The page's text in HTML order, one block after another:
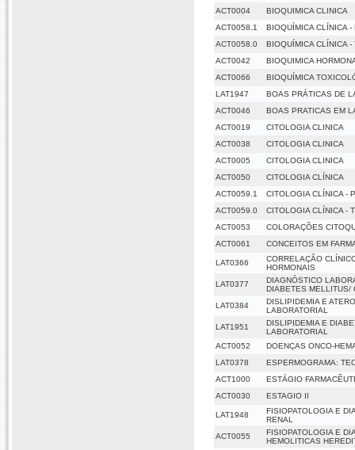
ACT0004
BIOQUIMICA CLINICA
ACT0058.1
BIOQUÍMICA CLÍNICA -
ACT0058.0
BIOQUÍMICA CLÍNICA -
ACT0042
BIOQUIMICA
ACT0066
BIOQUÍMICA
LAT1947
BOAS PRÁTICAS DE
ACT0046
BOAS PRATICAS EM
ACT0019
CITOLOGIA CLINICA
ACT0038
CITOLOGIA CLINICA
ACT0005
CITOLOGIA CLINICA
ACT0050
CITOLOGIA CLÍNICA
ACT0059.1
CITOLOGIA CLÍNICA -
ACT0059.0
CITOLOGIA CLÍNICA -
ACT0053
COLORAÇÕES
ACT0061
CONCEITOS EM
LAT0366
CORRELAÇÃO
HORMONAIS
LAT0377
DIAGNÓSTICO
DIABETES MELLITUS/
LAT0384
DISLIPIDEMIA E
LABORATORIAL
LAT1951
DISLIPIDEMIA E
LABORATORIAL
ACT0052
DOENÇAS ONCO-
LAT0378
ESPERMOGRAMA:
ACT1000
ESTÁGIO
ACT0030
ESTAGIO II
LAT1948
FISIOPATOLOGIA E
RENAL
ACT0055
FISIOPATOLOGIA E
HEMOLITICAS